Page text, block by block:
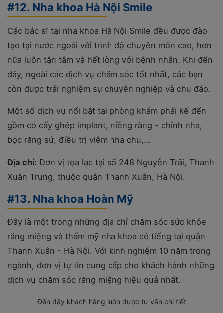
#12. Nha khoa Hà Nội Smile
Các bác sĩ tại nha khoa Hà Nội Smile đều được đào
tạo tại nước ngoài với trình độ chuyên môn cao, hơn
nữa luôn tận tâm và hết lòng với bệnh nhân. Khi đến
đây, ngoài các dịch vụ chăm sóc tốt nhất, các bạn
còn được trải nghiệm sự chuyên nghiệp và chu đáo.
Một số dịch vụ nổi bật tại phòng khám phải kể đến
gồm có cấy ghép implant, niềng răng - chỉnh nha,
bọc răng sứ, điều trị viêm nha chu,…
Địa chỉ: Đơn vị tọa lạc tại số 248 Nguyễn Trãi, Thanh
Xuân Trung, thuộc quận Thanh Xuân, Hà Nội.
#13. Nha khoa Hoàn Mỹ
Đây là một trong những địa chỉ chăm sóc sức khỏe
răng miệng và thẩm mỹ nha khoa có tiếng tại quận
Thanh Xuân - Hà Nội. Với kinh nghiệm 10 năm trong
ngành, đơn vị tự tin cung cấp cho khách hành những
dịch vụ chăm sóc răng miệng hiệu quả nhất.
Đến đây khách hàng luôn được tư vấn chi tiết